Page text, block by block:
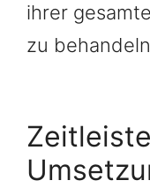
ihrer
zu